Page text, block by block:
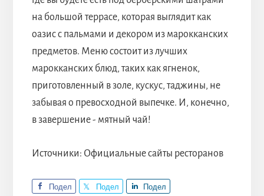
на большой террасе, которая выглядит как
оазис с пальмами и декором из марокканских
предметов. Меню состоит из лучших
марокканских блюд, таких как ягненок,
приготовленный в золе, кускус, таджины, не
забывая о превосходной выпечке. И, конечно,
в завершение - мятный чай!
Источники: Официальные сайты ресторанов
Подел
Подел
Подел